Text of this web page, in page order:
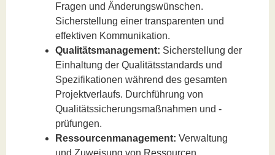
Fragen und Änderungswünschen.
Sicherstellung einer transparenten und
effektiven Kommunikation.
Qualitätsmanagement: Sicherstellung der
Einhaltung der Qualitätsstandards und
Spezifikationen während des gesamten
Projektverlaufs. Durchführung von
Qualitätssicherungsmaßnahmen und -
prüfungen.
Ressourcenmanagement: Verwaltung
und Zuweisung von Ressourcen,